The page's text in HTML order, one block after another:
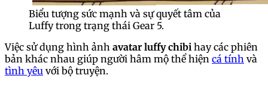
Biểu tượng sức mạnh và sự quyết tâm của
Luffy trong trạng thái Gear 5.
Việc sử dụng hình ảnh avatar luffy chibi hay các phiên
bản khác nhau giúp người hâm mộ thể hiện cá tính và
tình yêu với bộ truyện.